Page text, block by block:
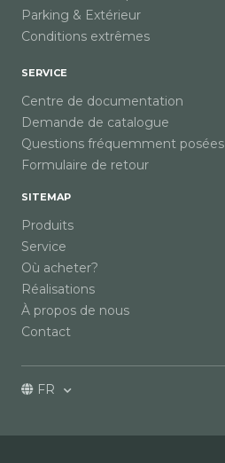
Parking & Extérieur
Conditions extrêmes
SERVICE
Centre de documentation
Demande de catalogue
Questions fréquemment posées
Formulaire de retour
SITEMAP
Produits
Service
Où acheter?
Réalisations
À propos de nous
Contact
FR